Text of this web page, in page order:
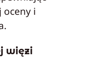
oceny i
więzi